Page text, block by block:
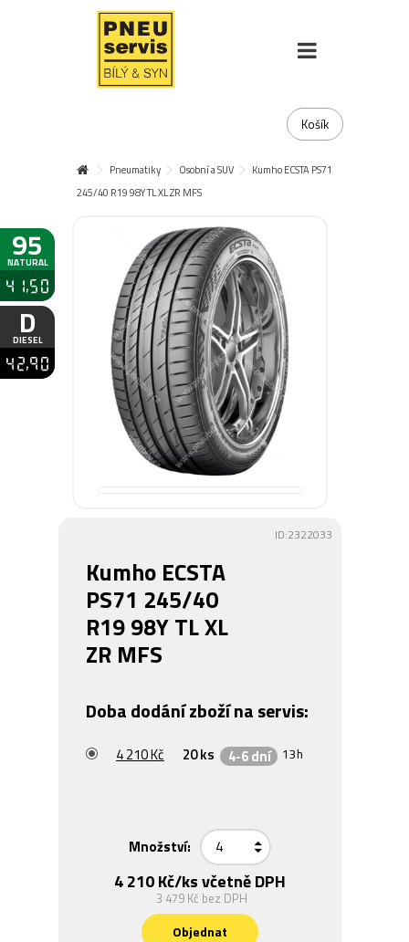
95
NATURAL
41,50
D
DIESEL
42,90
Košík
Pneumatiky Osobní a SUV
Kumho ECSTA PS71
245/40 R19 98Y TL XL ZR MFS
ID:2322033
Kumho ECSTA
PS71 245/40
R19 98Y TL XL
ZR MFS
Doba dodání zboží na servis:
4 210 Kč 20 ks 4-6 dní 13h
Množství:
4 210 Kč/ks včetně DPH
3 479 Kč bez DPH
Objednat